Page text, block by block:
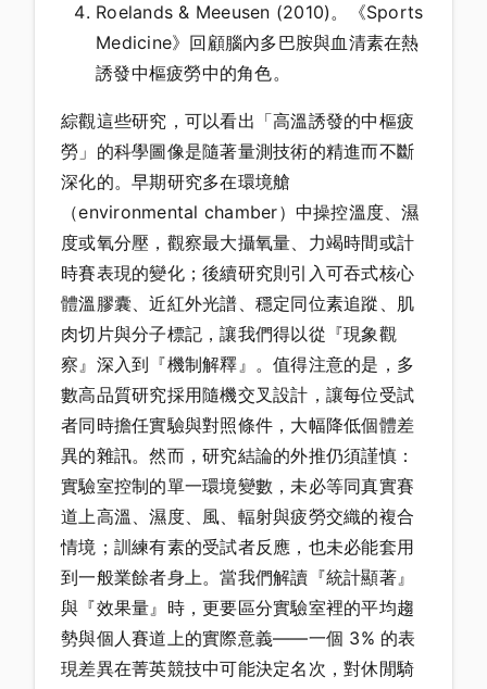
Roelands & Meeusen (2010)。《Sports
Medicine》回顧腦內多巴胺與血清素在熱
誘發中樞疲勞中的角色。
綜觀這些研究，可以看出「高溫誘發的中樞疲
勞」的科學圖像是隨著量測技術的精進而不斷
深化的。早期研究多在環境艙
（environmental chamber）中操控溫度、濕
度或氧分壓，觀察最大攝氧量、力竭時間或計
時賽表現的變化；後續研究則引入可吞式核心
體溫膠囊、近紅外光譜、穩定同位素追蹤、肌
肉切片與分子標記，讓我們得以從『現象觀
察』深入到『機制解釋』。值得注意的是，多
數高品質研究採用隨機交叉設計，讓每位受試
者同時擔任實驗與對照條件，大幅降低個體差
異的雜訊。然而，研究結論的外推仍須謹慎：
實驗室控制的單一環境變數，未必等同真實賽
道上高溫、濕度、風、輻射與疲勞交織的複合
情境；訓練有素的受試者反應，也未必能套用
到一般業餘者身上。當我們解讀『統計顯著』
與『效果量』時，更要區分實驗室裡的平均趨
勢與個人賽道上的實際意義——一個 3% 的表
現差異在菁英競技中可能決定名次，對休閒騎